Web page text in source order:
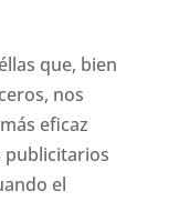
que, bien
nos
eficaz
publicitarios
el